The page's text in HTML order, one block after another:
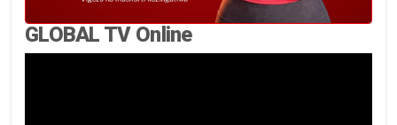
GLOBAL TV Online